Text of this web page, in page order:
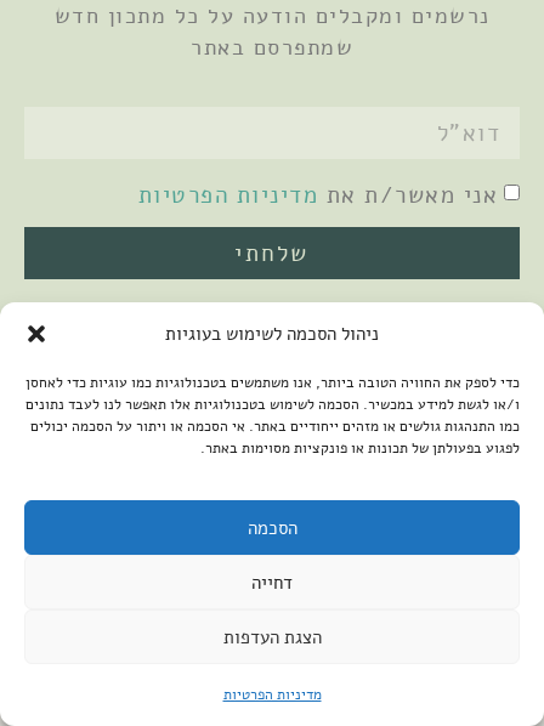
ניהול הסכמה לשימוש בעוגיות
כדי לספק את החוויה הטובה ביותר, אנו משתמשים בטכנולוגיות כמו עוגיות כדי לאחסן
ו/או לגשת למידע במכשיר. הסכמה לשימוש בטכנולוגיות אלו תאפשר לנו לעבד נתונים
כמו התנהגות גולשים או מזהים ייחודיים באתר. אי הסכמה או ויתור על הסכמה יכולים
לפגוע בפעולתן של תכונות או פונקציות מסוימות באתר.
הסכמה
דחייה
הצגת העדפות
מדיניות הפרטיות
נרשמים ומקבלים הודעה על כל מתכון חדש
שמתפרסם באתר
אני מאשר/ת את מדיניות הפרטיות
שלחתי
2026 © כל הזכויות שמורות למיכל שמיר
הצהרת נגישות